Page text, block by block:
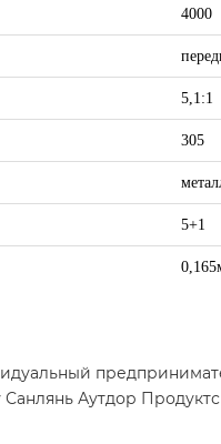
4000
5,1:1
305
5+1
Аутдор